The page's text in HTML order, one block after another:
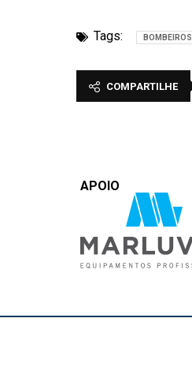
Tags: BOMBEIROS
COMPARTILHE
APOIO